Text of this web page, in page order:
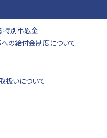
特別弔慰金
の給付金制度について
扱いについて